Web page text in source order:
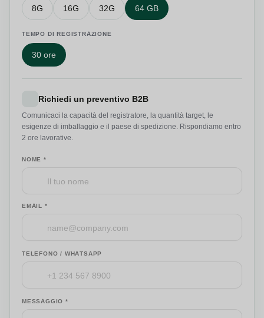
8G 16G 32G 64 GB
TEMPO DI REGISTRAZIONE
30 ore
Richiedi un preventivo B2B
Comunicaci la capacità del registratore, la quantità target, le
esigenze di imballaggio e il paese di spedizione. Rispondiamo entro
2 ore lavorative.
NOME *
EMAIL *
TELEFONO / WHATSAPP
MESSAGGIO *